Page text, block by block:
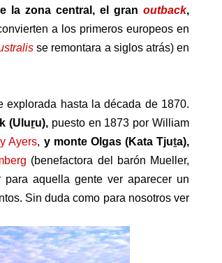
la zona central, el gran outback,
a los primeros europeos en
se remontara a siglos atrás) en
explorada hasta la década de 1870.
(Uluṟu), puesto en 1873 por William
Ayers, y monte Olgas (Kata Tjuṯa),
(benefactora del barón Mueller,
aquella gente ver aparecer un
Sin duda como para nosotros ver